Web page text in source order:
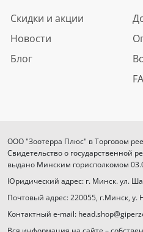
Скидки и акции
Новости
Блог
ООО "Зоотерра Плюс" в Торговом
Свидетельство о государственной
выдано Минским горисполкомом
Юридический адрес: г. Минск. ул.
Почтовый адрес: 220055, г.Минск, у.
Контактный e-mail: